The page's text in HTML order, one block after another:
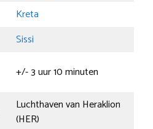
Kreta
Sissi
+/- 3 uur 10 minuten
Luchthaven van Heraklion
(HER)